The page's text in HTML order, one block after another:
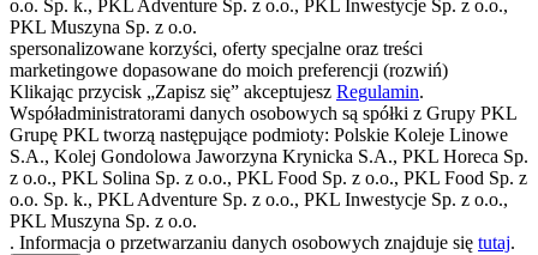
o.o. Sp. k., PKL Adventure Sp. z o.o., PKL Inwestycje Sp. z o.o.,
PKL Muszyna Sp. z o.o.
spersonalizowane korzyści, oferty specjalne oraz treści
marketingowe dopasowane do moich preferencji (rozwiń)
Klikając przycisk „Zapisz się” akceptujesz Regulamin.
Współadministratorami danych osobowych są spółki z Grupy PKL
Grupę PKL tworzą następujące podmioty: Polskie Koleje Linowe
S.A., Kolej Gondolowa Jaworzyna Krynicka S.A., PKL Horeca Sp.
z o.o., PKL Solina Sp. z o.o., PKL Food Sp. z o.o., PKL Food Sp. z
o.o. Sp. k., PKL Adventure Sp. z o.o., PKL Inwestycje Sp. z o.o.,
PKL Muszyna Sp. z o.o.
. Informacja o przetwarzaniu danych osobowych znajduje się tutaj.